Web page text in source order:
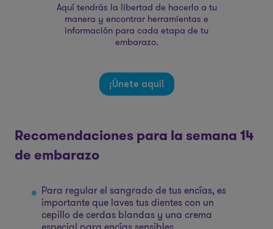
Aquí tendrás la libertad de hacerlo a tu
manera y encontrar herramientas e
información para cada etapa de tu
embarazo.
¡Únete aquí!
Recomendaciones para la semana 14
de embarazo
Para regular el sangrado de tus encías, es
importante que laves tus dientes con un
cepillo de cerdas blandas y una crema